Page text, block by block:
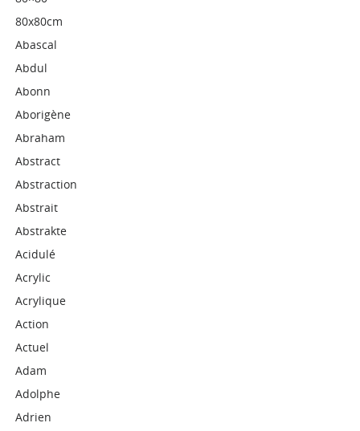
80x80cm
Abascal
Abdul
Abonn
Aborigène
Abraham
Abstract
Abstraction
Abstrait
Abstrakte
Acidulé
Acrylic
Acrylique
Action
Actuel
Adam
Adolphe
Adrien